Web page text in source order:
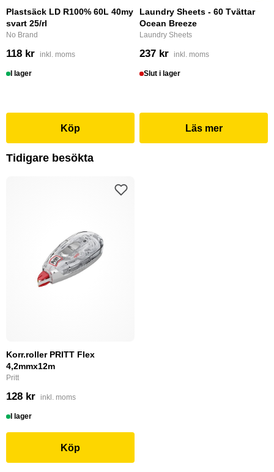
Plastsäck LD R100% 60L 40my
svart 25/rl
No Brand
118 kr inkl. moms
I lager
Köp
Laundry Sheets - 60 Tvättar
Ocean Breeze
Laundry Sheets
237 kr inkl. moms
Slut i lager
Läs mer
Tidigare besökta
Korr.roller PRITT Flex
4,2mmx12m
Pritt
128 kr inkl. moms
I lager
Köp